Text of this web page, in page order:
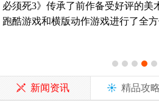
必须死3》传承了前作备受好评的美
跑酷游戏和横版动作游戏进行了全
新闻资讯 精品攻略